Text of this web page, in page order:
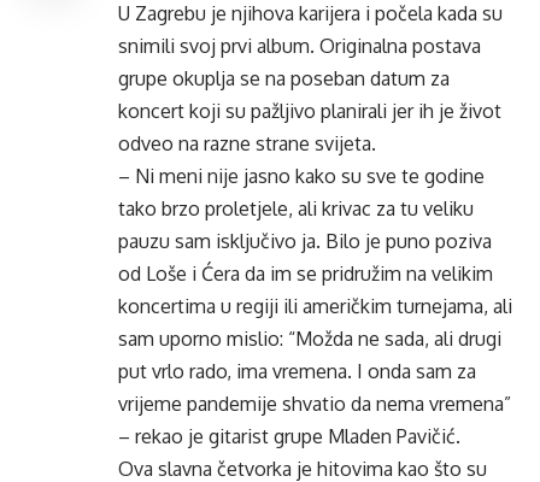
U Zagrebu je njihova karijera i počela kada su
snimili svoj prvi album. Originalna postava
grupe okuplja se na poseban datum za
koncert koji su pažljivo planirali jer ih je život
odveo na razne strane svijeta.
– Ni meni nije jasno kako su sve te godine
tako brzo proletjele, ali krivac za tu veliku
pauzu sam isključivo ja. Bilo je puno poziva
od Loše i Ćera da im se pridružim na velikim
koncertima u regiji ili američkim turnejama, ali
sam uporno mislio: “Možda ne sada, ali drugi
put vrlo rado, ima vremena. I onda sam za
vrijeme pandemije shvatio da nema vremena”
– rekao je gitarist grupe Mladen Pavičić.
Ova slavna četvorka je hitovima kao što su